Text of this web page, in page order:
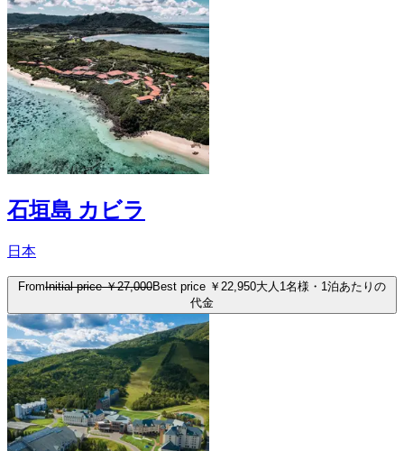
石垣島 カビラ
日本
FromInitial price ￥27,000Best price ￥22,950大人1名様・1泊あたりの
代金